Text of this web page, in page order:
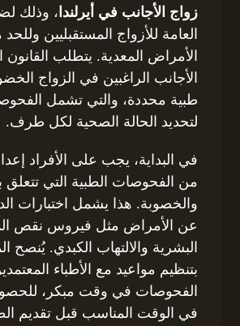
زواج الأجانب في أيرلندا ، وذلك
العامة للأزواج المستقبليين
الأمراض المعدية. يتطلب القانون
الأجانب الراغبين في الزواج
طبية محددة، والتي تشمل
لتحديد الحالة الصحية لكل طرف.
في البداية، يجب على الأفراد
من الفحوصات الطبية التي تتعلق
والخصوبة. هذا يشمل اختبارات
عن الأمراض مثل فيروس نقص
البشرية والالتهاب الكبدي. يُنصح
بتنظيم مواعيد مع الأطباء
الفحوصات في وقت مبكر،
في الوقت المناسب قبل تقديم